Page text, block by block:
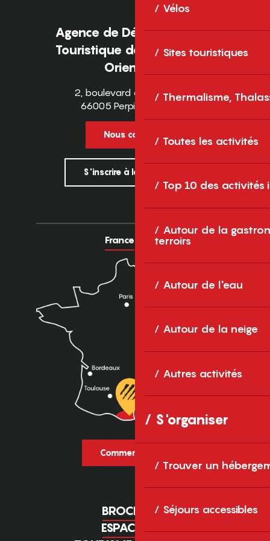
Vélos
Sites touristiques
Thermalisme,
Toutes les activités
Top 10 des activités
Autour de la
terroirs
Autour de l'eau
Autour de la neige
Autres activités
S'organiser
Trouver un
Séjours accessibles
Agence de Développement
Touristique des Pyrénées-
Orientales
2, boulevard des Pyrénées
66005 Perpignan Cedex
Nous contacter
S'inscrire à la newsletter
France Europe
Comment venir ?
BROCHURES
ESPACE PRO